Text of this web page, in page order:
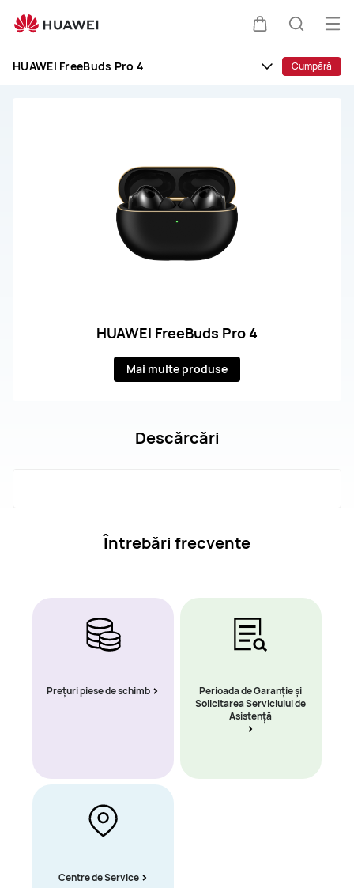
HUAWEI
HUAWEI FreeBuds Pro 4 Cumpără
HUAWEI FreeBuds Pro 4
Mai multe produse
Descărcări
Întrebări frecvente
Prețuri piese de schimb
Perioada de Garanție și
Solicitarea Serviciului de
Asistență
Centre de Service